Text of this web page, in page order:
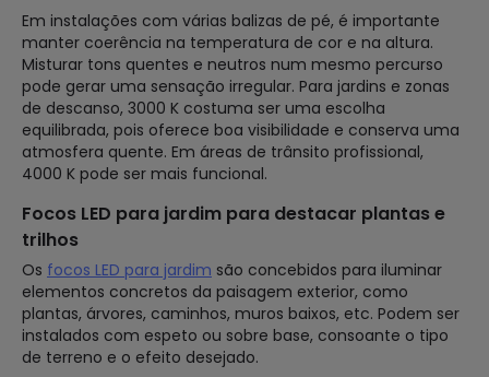
Em instalações com várias balizas de pé, é importante
manter coerência na temperatura de cor e na altura.
Misturar tons quentes e neutros num mesmo percurso
pode gerar uma sensação irregular. Para jardins e zonas
de descanso, 3000 K costuma ser uma escolha
equilibrada, pois oferece boa visibilidade e conserva uma
atmosfera quente. Em áreas de trânsito profissional,
4000 K pode ser mais funcional.
Focos LED para jardim para destacar plantas e
trilhos
Os focos LED para jardim são concebidos para iluminar
elementos concretos da paisagem exterior, como
plantas, árvores, caminhos, muros baixos, etc. Podem ser
instalados com espeto ou sobre base, consoante o tipo
de terreno e o efeito desejado.